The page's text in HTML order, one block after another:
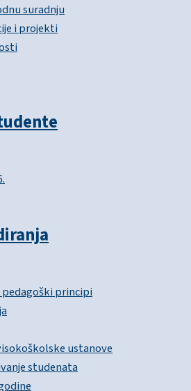
suradnju
i projekti
principi
ustanove
studenata